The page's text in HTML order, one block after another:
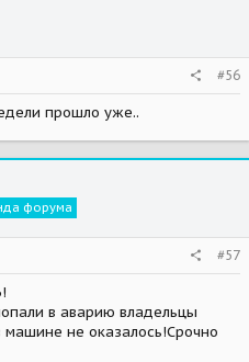
#56
прошло уже..
форума
#57
в аварию владельцы
не оказалось!Срочно